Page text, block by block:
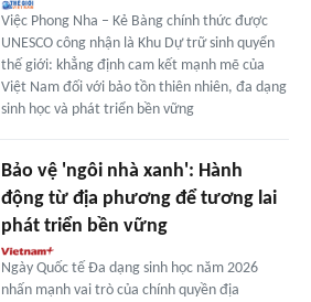
Việc Phong Nha – Kẻ Bàng chính thức được
UNESCO công nhận là Khu Dự trữ sinh quyển
thế giới: khẳng định cam kết mạnh mẽ của
Việt Nam đối với bảo tồn thiên nhiên, đa dạng
sinh học và phát triển bền vững
Bảo vệ 'ngôi nhà xanh': Hành
động từ địa phương để tương lai
phát triển bền vững
Ngày Quốc tế Đa dạng sinh học năm 2026
nhấn mạnh vai trò của chính quyền địa